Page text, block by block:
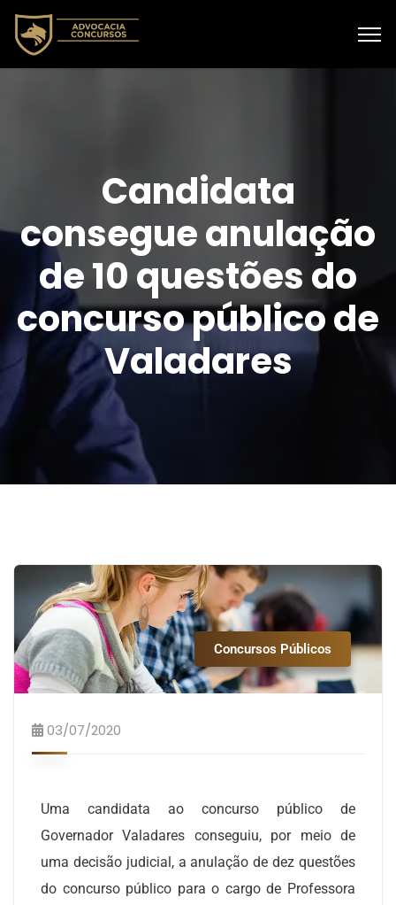
Candidata
consegue anulação
de 10 questões do
concurso público de
Valadares
Concursos Públicos
03/07/2020
Uma candidata ao concurso público de
Governador Valadares conseguiu, por meio de
uma decisão judicial, a anulação de dez questões
do concurso público para o cargo de Professora